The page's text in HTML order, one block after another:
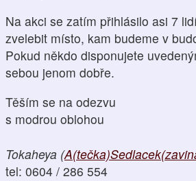
Na akci se zatím přihlásilo asi 7
zvelebit místo, kam budeme v
Pokud někdo disponujete
sebou jenom dobře.
Těším se na odezvu
s modrou oblohou
Tokaheya (
tel: 0604 / 286 554